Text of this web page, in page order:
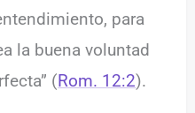
para
la buena voluntad
(Rom. 12:2).